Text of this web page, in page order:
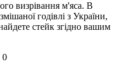
визрівання м'яса. В
годівлі з України,
стейк згідно вашим
0